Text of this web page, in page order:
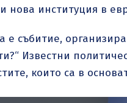
нова институция в
e събитие,
Известни
които са в